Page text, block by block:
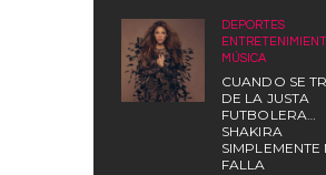
DEPORTES
MÚSICA
CUANDO SE
DE LA JUSTA
FUTBOLERA…
SHAKIRA
SIMPLEMENTE
FALLA